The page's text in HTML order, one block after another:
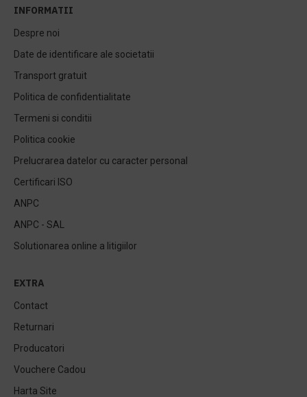
INFORMATII
Despre noi
Date de identificare ale societatii
Transport gratuit
Politica de confidentialitate
Termeni si conditii
Politica cookie
Prelucrarea datelor cu caracter personal
Certificari ISO
ANPC
ANPC - SAL
Solutionarea online a litigiilor
EXTRA
Contact
Returnari
Producatori
Vouchere Cadou
Harta Site